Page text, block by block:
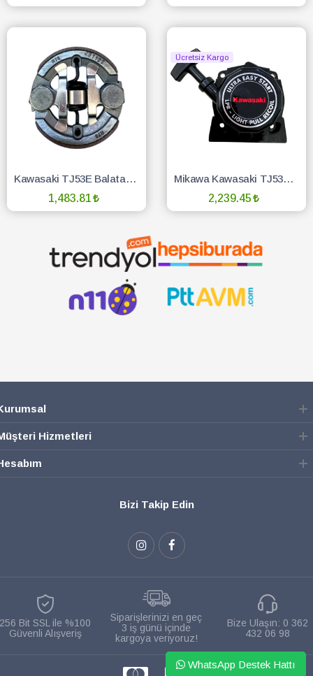
SEPETE EKLE SEPETE EKLE
Kawasaki TJ53E Balata Orij
1,483.81
Ücretsiz Kargo
Mikawa Kawasaki TJ53E Bp260 Easy Starter Kolay Çalıştırma
2,239.45
Hizmetleri
Bizi Takip Edin
256 Bit SSL ile %100
Güvenli Alışveriş
Siparişlerinizi en geç
3 iş günü içinde
kargoya veriyoruz!
Bize Ulaşın: 0 362
432 06 98
WHATSAPP
WhatsApp Destek Hattı